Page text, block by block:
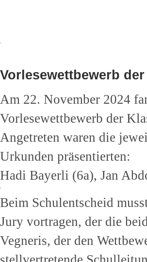
Vorlesewettbewerb
Am 22. November 2024
Vorlesewettbewerb der
Angetreten waren die
Urkunden präsentierten:
Hadi Bayerli (6a), Jan
Beim Schulentscheid
Jury vortragen, der die
Vegneris, der den